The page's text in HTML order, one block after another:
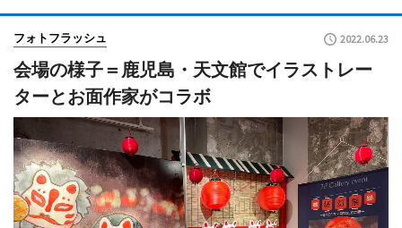
フォトフラッシュ 2022.06.23
会場の様子＝鹿児島・天文館でイラストレー
ターとお面作家がコラボ